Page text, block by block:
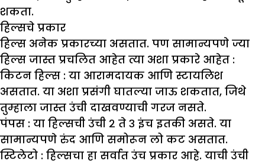
शकता.
हिल्सचे प्रकार
हिल्स अनेक प्रकारच्या असतात. पण सामान्यपणे ज्या
हिल्स जास्त प्रचलित आहेत त्या अशा प्रकारे आहेत :
किटन हिल्स : या आरामदायक आणि स्टायलिश
असतात. या अशा प्रसंगी घातल्या जाऊ शकतात, जिथे
तुम्हाला जास्त उंची दाखवण्याची गरज नसते.
पंपस : या हिल्सची उंची २ ते ३ इंच इतकी असते. या
सामान्यपणे रुंद आणि समोरून लो कट असतात.
स्टिलेटो : हिल्सचा हा सर्वात उंच प्रकार आहे. याची उंची